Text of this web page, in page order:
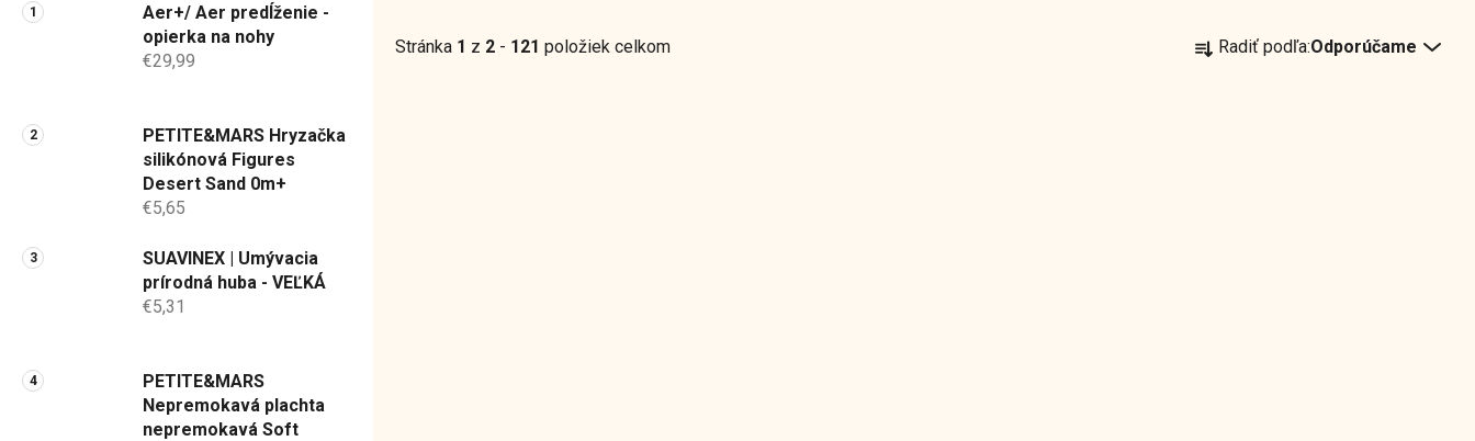
Aer+/ Aer predĺženie -
opierka na nohy
€29,99
PETITE&MARS Hryzačka
silikónová Figures
Desert Sand 0m+
€5,65
SUAVINEX | Umývacia
prírodná huba - VEĽKÁ
€5,31
PETITE&MARS
Nepremokavá plachta
nepremokavá Soft
Stránka 1 z 2 - 121 položiek celkom
a Radiť podľa:Odporúčame